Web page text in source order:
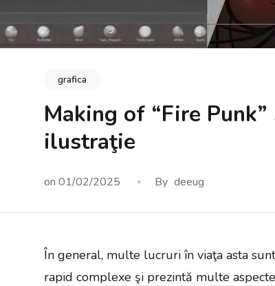
grafica
Making of “Fire
ilustraţie
on 01/02/2025 By deeug
În general, multe lucruri în viaţa asta
rapid complexe şi prezintă multe